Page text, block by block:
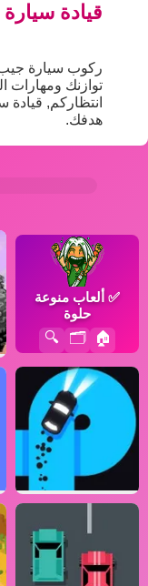
قيادة
ركوب سيارة جيب
انتظاركم,
هدفك.
✅ ألعاب منوعة
حلوة
🏠
🗂️
🔍